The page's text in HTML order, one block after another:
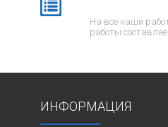
На все наши
работы
ИНФОРМАЦИЯ